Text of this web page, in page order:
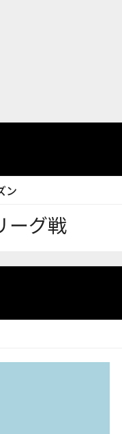
ン
ーグ戦